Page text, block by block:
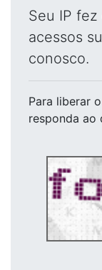
Seu IP
acessos
conosco.
Para liberar
responda ao